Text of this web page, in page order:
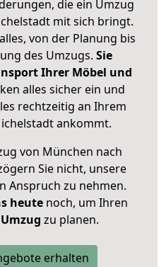
die ein Umzug
mit sich bringt.
von der Planung bis
des Umzugs. Sie
Ihrer Möbel und
alles sicher ein und
rechtzeitig an Ihrem
ankommt.
von München nach
Sie nicht, unsere
Anspruch zu nehmen.
heutenoch, um Ihren
zu planen.
erhalten